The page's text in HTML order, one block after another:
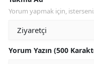
Yorum yapmak için,
Yorum Yazın (500